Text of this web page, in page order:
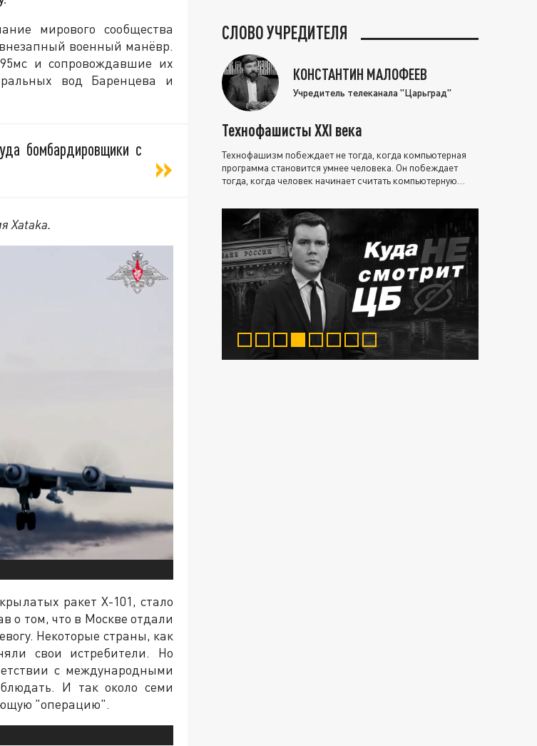
мирового сообщества
военный манёвр.
и сопровождавшие их
вод Баренцева и
бомбардировщики с
Xataka.
ракет Х-101, стало
о том, что в Москве отдали
Некоторые страны, как
свои истребители. Но
с международными
И так около семи
"операцию".
СЛОВО УЧРЕДИТЕЛЯ
КОНСТАНТИН МАЛОФЕЕВ
Учредитель телеканала "Царьград"
Технофашисты XXI века
Технофашизм побеждает не тогда, когда компьютерная
программа становится умнее человека. Он побеждает
тогда, когда человек начинает считать компьютерную